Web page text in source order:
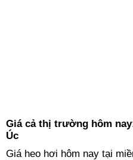
Giá cả thị trường hôm
Úc
Giá heo hơi hôm nay tại